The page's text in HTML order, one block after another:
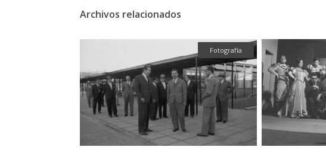
Archivos relacionados